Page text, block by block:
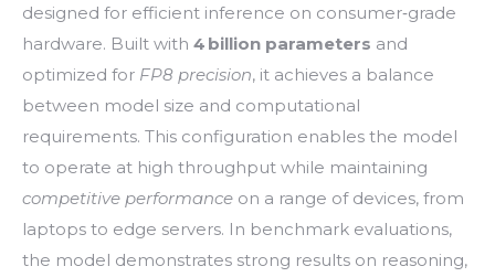
designed for efficient inference on consumer‑grade
hardware. Built with 4 billion parameters and
optimized for FP8 precision, it achieves a balance
between model size and computational
requirements. This configuration enables the model
to operate at high throughput while maintaining
competitive performance on a range of devices, from
laptops to edge servers. In benchmark evaluations,
the model demonstrates strong results on reasoning,